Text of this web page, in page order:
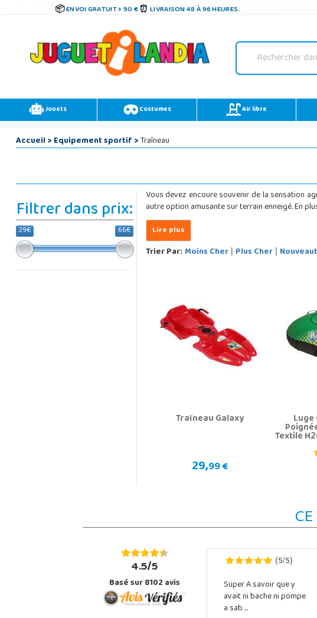
ENVOI GRATUIT > 90 € LIVRAISON 48 À 96 HEURES.
Jouets Costumes Air libre
Accueil>Equipement sportif>Traîneau
Filtrer dans prix:
29€ 66€
Vous devez encoure souvenir de la sensation
autre option amusante sur terrain enneigé. En
Trier Par: Moins Cher| Plus Cher|
Traîneau Galaxy
29,99 €
Textile
4.5/5
Basé sur 8102 avis
(5/5)
Super A savoir que y
avait ni bache ni pompe
a sab ...